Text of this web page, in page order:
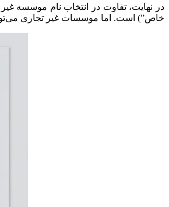
در نهایت، تفاوت در انتخاب نام موسسه
خاص”) است. اما موسسات غیر تجاری